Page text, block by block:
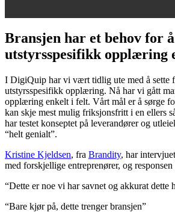
Bransjen har et behov for
utstyrsspesifikk opplæring
I DigiQuip har vi vært tidlig ute med å sette
utstyrsspesifikk opplæring. Nå har vi gått
opplæring enkelt i felt. Vårt mål er å sørge
kan skje mest mulig friksjonsfritt i en ellers
har testet konseptet på leverandører og
“helt genialt”.
Kristine Kjeldsen, fra Brandity, har
med forskjellige entreprenører, og
“Dette er noe vi har savnet og akkurat dette
“Bare kjør på, dette trenger bransjen”